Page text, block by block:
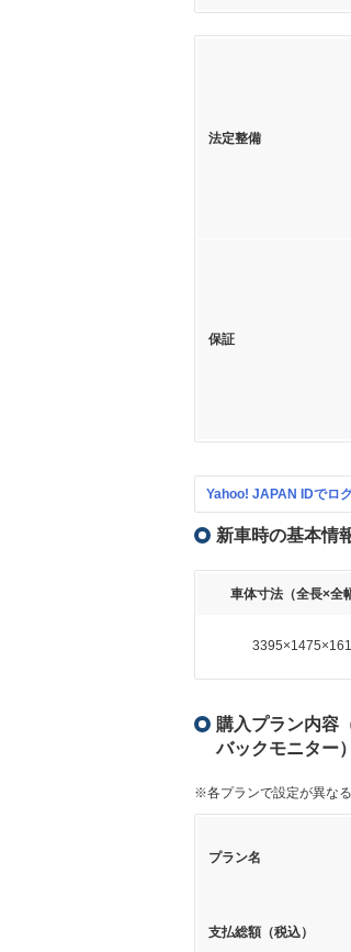
法定整備
保証
Yahoo! JAPAN IDでロ
新車時の基本情
車体寸法（全長×全
購入プラン内容
バックモニター）
※各プランで設定が異な
プラン名
支払総額（税込）